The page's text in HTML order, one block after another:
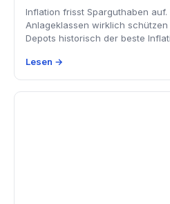
Inflation frisst Sparguthaben
Anlageklassen wirklich
Depots historisch der beste
Lesen →